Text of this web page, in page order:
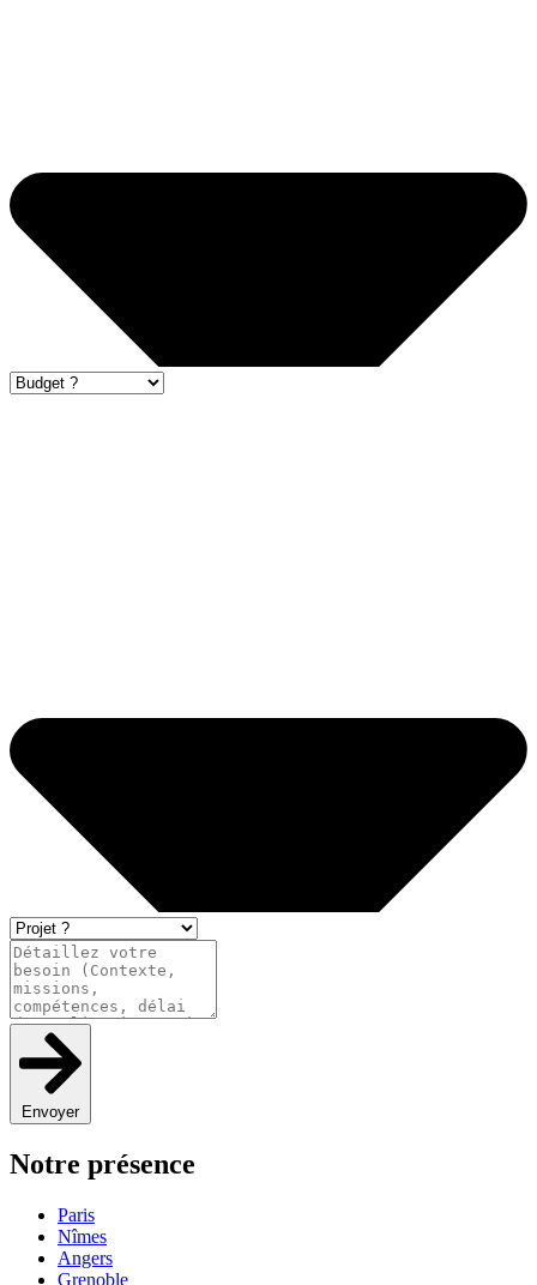
Envoyer
Notre présence
Paris
Nîmes
Angers
Grenoble